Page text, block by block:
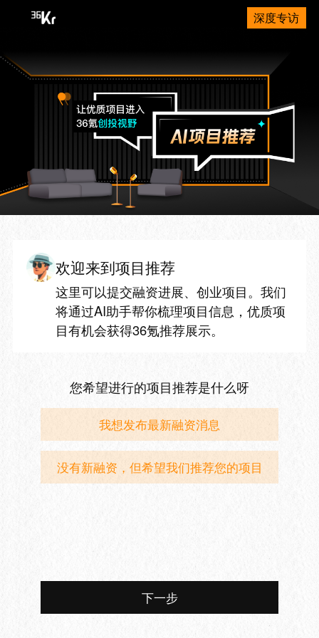
深度专访
欢迎来到项目推荐
这里可以提交融资进展、创业项目。我们
将通过AI助手帮你梳理项目信息，优质项
目有机会获得36氪推荐展示。
您希望进行的项目推荐是什么呀
我想发布最新融资消息
没有新融资，但希望我们推荐您的项目
下一步